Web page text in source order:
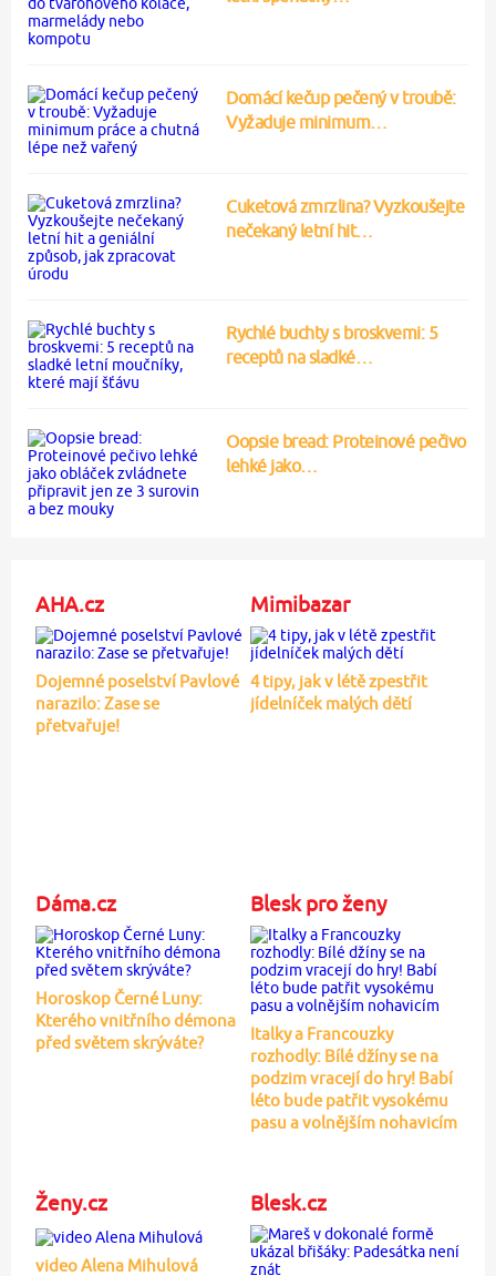
Domácí kečup pečený v troubě:
Vyžaduje minimum…
Cuketová zmrzlina? Vyzkoušejte
nečekaný letní hit…
Rychlé buchty s broskvemi: 5
receptů na sladké…
Oopsie bread: Proteinové pečivo
lehké jako…
AHA.cz
Dojemné poselství Pavlové
narazilo: Zase se
přetvařuje!
Mimibazar
4 tipy, jak v létě zpestřit
jídelníček malých dětí
Dáma.cz
Horoskop Černé Luny:
Kterého vnitřního démona
před světem skrýváte?
Blesk pro ženy
Italky a Francouzky
rozhodly: Bílé džíny se na
podzim vracejí do hry! Babí
léto bude patřit vysokému
pasu a volnějším nohavicím
Ženy.cz
video Alena Mihulová
Blesk.cz